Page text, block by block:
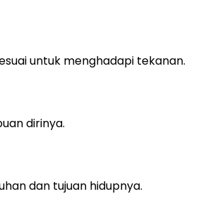
untuk menghadapi tekanan.
dirinya.
dan tujuan hidupnya.